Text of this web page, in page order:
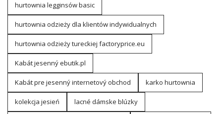
hurtownia legginsów basic
hurtownia odzieży dla klientów indywidualnych
hurtownia odzieży tureckiej factoryprice.eu
Kabát jesenný ebutik.pl
Kabát pre jesenný internetový obchod karko hurtownia
kolekcja jesień lacné dámske blúzky